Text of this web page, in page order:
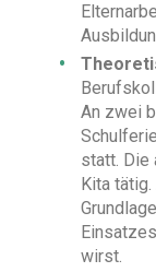
An zwei
statt. Die
Kita
wirst.